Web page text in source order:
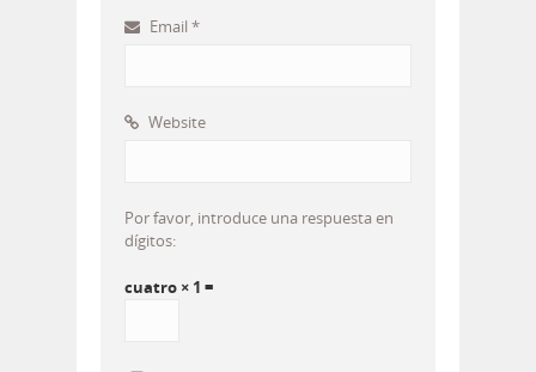
Email *
Website
Por favor, introduce una respuesta en
dígitos:
cuatro × 1 =